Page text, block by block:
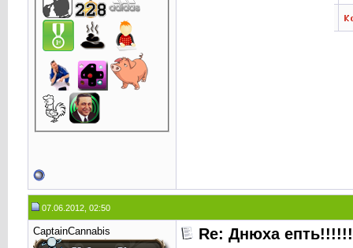
07.06.2012, 02:50
CaptainCannabis
Re: Днюха